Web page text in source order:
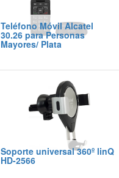
Teléfono Móvil Alcatel
30.26 para Personas
Mayores/ Plata
Soporte universal 360º linQ
HD-2566